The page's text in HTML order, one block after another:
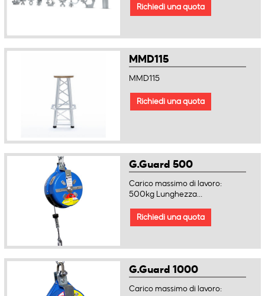
Richiedi una quota
MMD115
MMD115
Richiedi una quota
G.Guard 500
Carico massimo di lavoro:
500kg Lunghezza...
Richiedi una quota
G.Guard 1000
Carico massimo di lavoro: